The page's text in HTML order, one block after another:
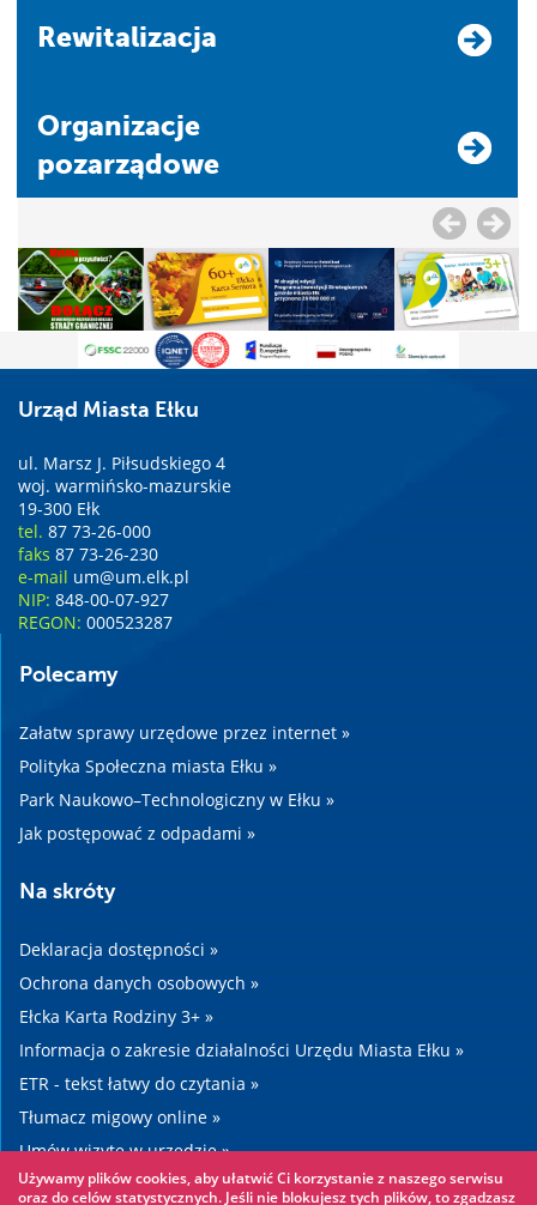
Rewitalizacja
Organizacje
pozarządowe
Urząd Miasta Ełku
ul. Marsz J. Piłsudskiego 4
woj. warmińsko-mazurskie
19-300 Ełk
tel. 87 73-26-000
faks 87 73-26-230
e-mail um@um.elk.pl
NIP: 848-00-07-927
REGON: 000523287
Polecamy
Załatw sprawy urzędowe przez internet »
Polityka Społeczna miasta Ełku »
Park Naukowo–Technologiczny w Ełku »
Jak postępować z odpadami »
Na skróty
Deklaracja dostępności »
Ochrona danych osobowych »
Ełcka Karta Rodziny 3+ »
Informacja o zakresie działalności Urzędu Miasta Ełku »
ETR - tekst łatwy do czytania »
Tłumacz migowy online »
Umów wizytę w urzędzie »
Drogi »
Używamy plików cookies, aby ułatwić Ci korzystanie z naszego serwisu
oraz do celów statystycznych. Jeśli nie blokujesz tych plików, to zgadzasz